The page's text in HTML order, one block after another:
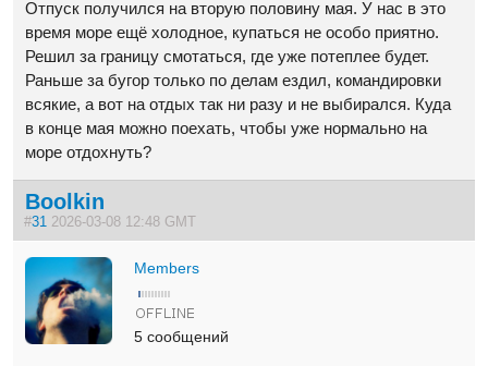
Отпуск получился на вторую половину мая. У нас в это
время море ещё холодное, купаться не особо приятно.
Решил за границу смотаться, где уже потеплее будет.
Раньше за бугор только по делам ездил, командировки
всякие, а вот на отдых так ни разу и не выбирался. Куда
в конце мая можно поехать, чтобы уже нормально на
море отдохнуть?
Boolkin
#31 2026-03-08 12:48 GMT
Members
5 сообщений